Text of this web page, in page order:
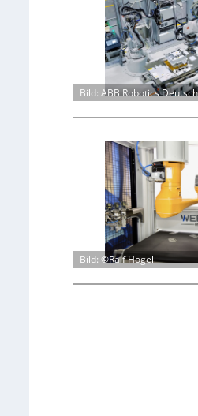
Bild: ABB Robotics
Bild: ©Ralf Högel